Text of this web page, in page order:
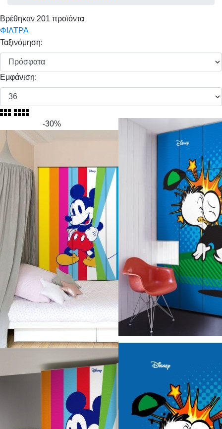
Βρέθηκαν 201 προϊόντα
ΦΙΛΤΡΑ
Ταξινόμηση:
Εμφάνιση:
-30%